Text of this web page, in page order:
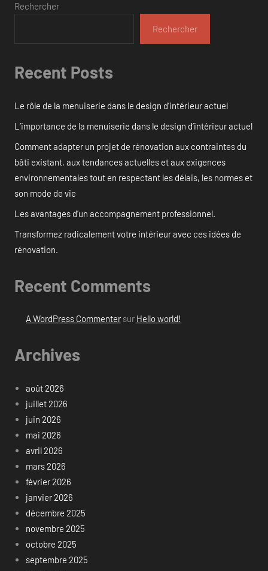
Rechercher
Rechercher
Recent Posts
Le rôle de la menuiserie dans le design d’intérieur actuel
L’importance de la menuiserie dans le design d’intérieur actuel
Comment adapter un projet de rénovation aux contraintes du
bâti existant, aux tendances actuelles et aux exigences
environnementales tout en respectant les délais, les normes et
son mode de vie
Les avantages d’un accompagnement professionnel.
Transformez radicalement votre intérieur avec ces idées de
rénovation.
Recent Comments
A WordPress Commentersur Hello world!
Archives
août 2026
juillet 2026
juin 2026
mai 2026
avril 2026
mars 2026
février 2026
janvier 2026
décembre 2025
novembre 2025
octobre 2025
septembre 2025